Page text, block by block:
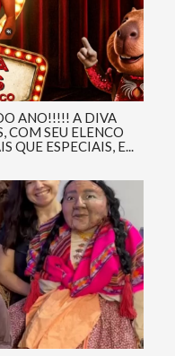
ANO!!!!! A DIVA
COM SEU ELENCO
QUE ESPECIAIS, E...